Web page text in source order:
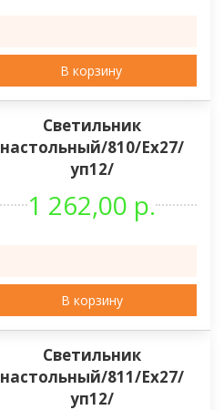
В корзину
Светильник
настольный/810/Ех27/
уп12/
1 262,00 р.
В корзину
Светильник
настольный/811/Ех27/
уп12/